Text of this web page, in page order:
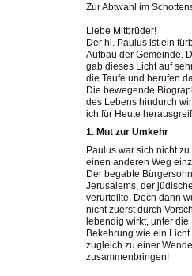
Zur Abtwahl im
Liebe Mitbrüder!
Der hl. Paulus ist ein
Aufbau der Gemeinde.
gab dieses Licht auf
die Taufe und berufen
Die bewegende
des Lebens hindurch
ich für Heute
1. Mut zur Umkehr
Paulus war sich nicht
einen anderen Weg
Der begabte
Jerusalems, der
verurteilte. Doch dann
nicht zuerst durch
lebendig wirkt, unter
Bekehrung wie ein
zugleich zu einer
zusammenbringen!